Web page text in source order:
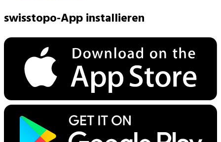
swisstopo-App installieren